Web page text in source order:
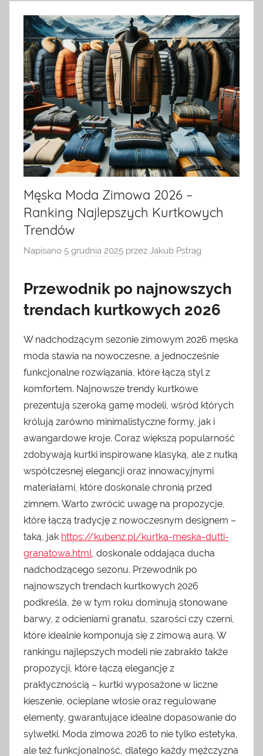
temat
terrarystyki
akwarystyki.
Zapraszamy!
Męska Moda Zimowa 2026 –
Ranking Najlepszych Kurtkowych
Trendów
Napisano 5 grudnia 2025 przez Jakub Pstrąg
Przewodnik po najnowszych
trendach kurtkowych 2026
W nadchodzącym sezonie zimowym 2026 męska
moda stawia na nowoczesne, a jednocześnie
funkcjonalne rozwiązania, które łączą styl z
komfortem. Najnowsze trendy kurtkowe
prezentują szeroką gamę modeli, wśród których
królują zarówno minimalistyczne formy, jak i
awangardowe kroje. Coraz większą popularność
zdobywają kurtki inspirowane klasyką, ale z nutką
współczesnej elegancji oraz innowacyjnymi
materiałami, które doskonale chronią przed
zimnem. Warto zwrócić uwagę na propozycje,
które łączą tradycję z nowoczesnym designem –
taką, jak https://kubenz.pl/kurtka-meska-dutti-
granatowa.html, doskonale oddająca ducha
nadchodzącego sezonu. Przewodnik po
najnowszych trendach kurtkowych 2026
podkreśla, że w tym roku dominują stonowane
barwy, z odcieniami granatu, szarości czy czerni,
które idealnie komponują się z zimową aurą. W
rankingu najlepszych modeli nie zabrakło także
propozycji, które łączą elegancję z
praktycznością – kurtki wyposażone w liczne
kieszenie, ocieplane włosie oraz regulowane
elementy, gwarantujące idealne dopasowanie do
sylwetki. Moda zimowa 2026 to nie tylko estetyka,
ale też funkcjonalność, dlatego każdy mężczyzna